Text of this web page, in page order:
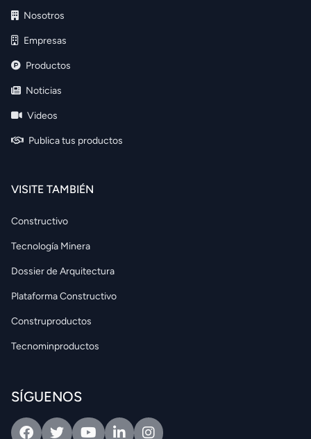
Nosotros
Empresas
Productos
Noticias
Videos
Publica tus productos
VISITE TAMBIÉN
Constructivo
Tecnología Minera
Dossier de Arquitectura
Plataforma Constructivo
Construproductos
Tecnominproductos
SÍGUENOS
FacebookTwitterYoutubeLinkedinIntagram